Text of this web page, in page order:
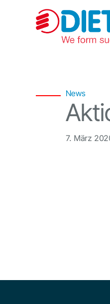
News
7. März